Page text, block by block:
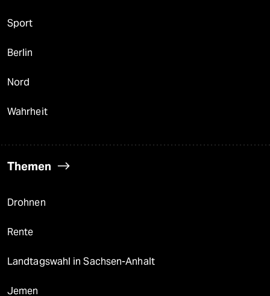
Sport
Berlin
Nord
Wahrheit
Themen
Drohnen
Rente
Landtagswahl in Sachsen-Anhalt
Jemen